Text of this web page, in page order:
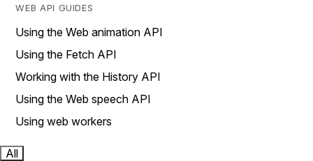
WEB API GUIDES
Using the Web animation API
Using the Fetch API
Working with the History API
Using the Web speech API
Using web workers
All